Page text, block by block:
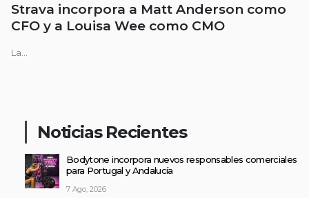
Strava incorpora a Matt Anderson como
CFO y a Louisa Wee como CMO
La...
Noticias Recientes
Bodytone incorpora nuevos responsables comerciales
para Portugal y Andalucía
7 Ago, 2026